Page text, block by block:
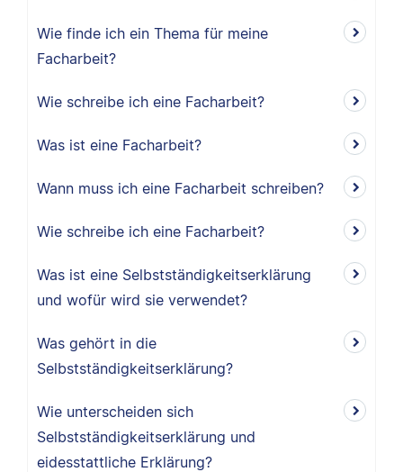
Wie finde ich ein Thema für meine
Facharbeit?
Wie schreibe ich eine Facharbeit?
Was ist eine Facharbeit?
Wann muss ich eine Facharbeit schreiben?
Wie schreibe ich eine Facharbeit?
Was ist eine Selbstständigkeitserklärung
und wofür wird sie verwendet?
Was gehört in die
Selbstständigkeitserklärung?
Wie unterscheiden sich
Selbstständigkeitserklärung und
eidesstattliche Erklärung?